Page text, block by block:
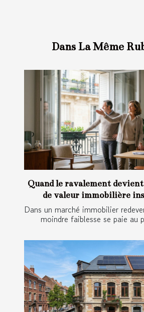
Dans La Même
Quand le ravalement
de valeur immobilière
Dans un marché immobilier
moindre faiblesse se paie au